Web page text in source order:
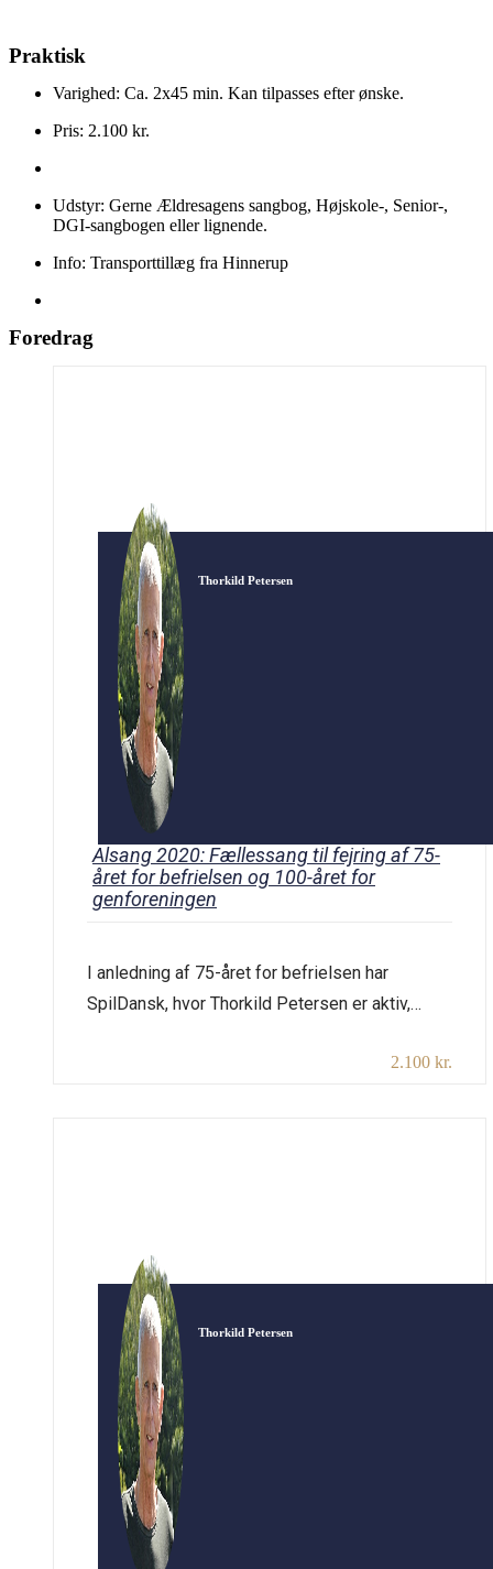
Praktisk
Varighed: Ca. 2x45 min. Kan tilpasses efter ønske.
Pris: 2.100 kr.
Udstyr: Gerne Ældresagens sangbog, Højskole-, Senior-,
DGI-sangbogen eller lignende.
Info: Transporttillæg fra Hinnerup
Foredrag
Thorkild Petersen
Alsang 2020: Fællessang til fejring af 75-
året for befrielsen og 100-året for
genforeningen
I anledning af 75-året for befrielsen har
SpilDansk, hvor Thorkild Petersen er aktiv,
falder jo også sammen med 100-året for2.100 kr.
Thorkild Petersen